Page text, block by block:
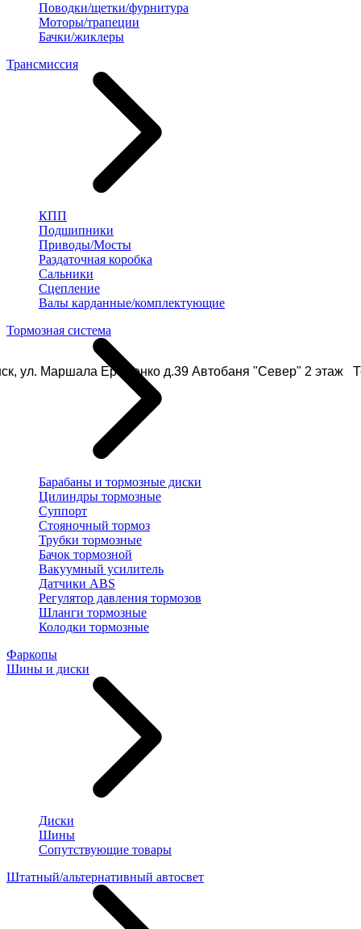
ул. Маршала Еременко д.39 Автобаня "Север" 2 этаж
Поводки/щетки/фурнитура
Моторы/трапеции
Бачки/жиклеры
Трансмиссия
КПП
Подшипники
Приводы/Мосты
Раздаточная коробка
Сальники
Сцепление
Валы карданные/комплектующие
Тормозная система
Барабаны и тормозные диски
Цилиндры тормозные
Суппорт
Стояночный тормоз
Трубки тормозные
Бачок тормозной
Вакуумный усилитель
Датчики ABS
Регулятор давления тормозов
Шланги тормозные
Колодки тормозные
Фаркопы
Шины и диски
Диски
Шины
Сопутствующие товары
Штатный/альтернативный автосвет